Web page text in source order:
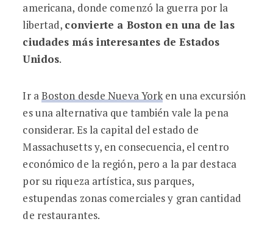
americana, donde comenzó la guerra por la
libertad, convierte a Boston en una de las
ciudades más interesantes de Estados
Unidos.
Ir aBoston desde Nueva Yorken una excursión
es una alternativa que también vale la pena
considerar. Es la capital del estado de
Massachusetts y, en consecuencia, el centro
económico de la región, pero a la par destaca
por su riqueza artística, sus parques,
estupendas zonas comerciales y gran cantidad
de restaurantes.